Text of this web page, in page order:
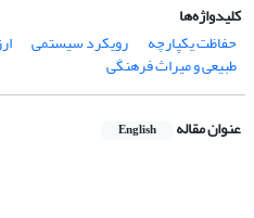
کلیدواژه‌ها
حفاظت یکپارچه
رویکرد سیستمی
طبیعی و میراث فرهنگی
عنوان مقاله English